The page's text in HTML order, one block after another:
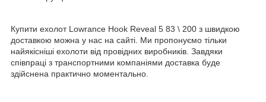
Купити ехолот Lowrance Hook Reveal 5 83 \ 200 з швидкою
доставкою можна у нас на сайті. Ми пропонуємо тільки
найякісніші ехолоти від провідних виробників. Завдяки
співпраці з транспортними компаніями доставка буде
здійснена практично моментально.